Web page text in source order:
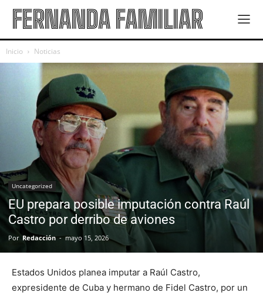
FERNANDA FAMILIAR
Inicio Noticias
Uncategorized
EU prepara posible imputación contra Raúl
Castro por derribo de aviones
Por Redacción - mayo 15, 2026
Estados Unidos planea imputar a Raúl Castro,
expresidente de Cuba y hermano de Fidel Castro, por un